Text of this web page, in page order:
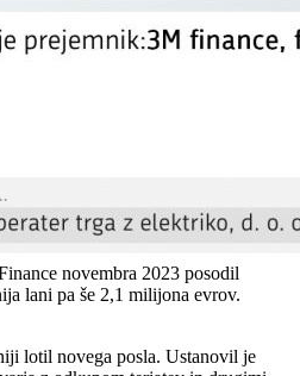
novembra 2023 posodil
lani pa še 2,1 milijona evrov.
lotil novega posla. Ustanovil je